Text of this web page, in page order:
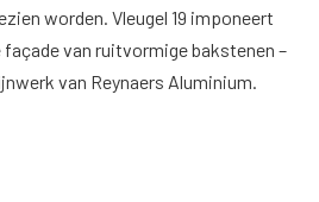
worden. Vleugel 19 imponeert
van ruitvormige bakstenen –
van Reynaers Aluminium.